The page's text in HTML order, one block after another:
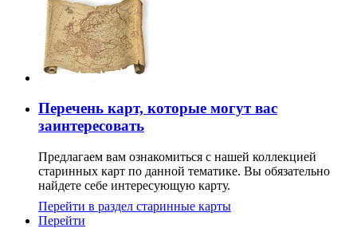
Перечень карт, которые могут вас
заинтересовать
Предлагаем вам ознакомиться с нашей коллекцией
старинных карт по данной тематике. Вы обязательно
найдете себе интересующую карту.
Перейти в раздел старинные карты
Перейти